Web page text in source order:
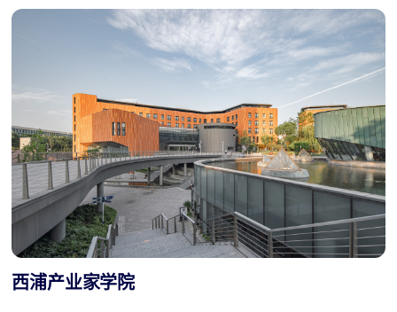
西浦产业家学院